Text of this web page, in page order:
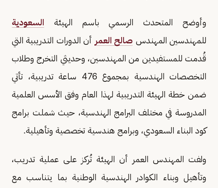
وأوضح المتحدث الرسمي باسم الهيئة السعودية
للمهندسين المهندس صالح العمر أن الدورات التدريبية التي
قُدمت للمستفيدين من المهندسين، وحديثي التخرج وطلاب
التخصصات الهندسية بمجموع 476 ساعة تدريبية، تأتي
ضمن خطة الهيئة التدريبية لهذا العام وفق الأسس العلمية
المدروسة في مختلف البرامج الهندسية، حيث شملت برامج
كود البناء السعودي، وبرامج هندسية تخصصية وتأهيلية.
ولفت المهندس العمر أن الهيئة تُركز على عملية تدريب،
وتأهيل وبناء الكوادر الهندسية الوطنية بما يتناسب مع